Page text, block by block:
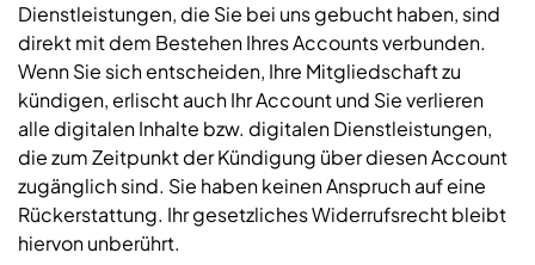
Dienstleistungen, die Sie bei uns gebucht haben, sind
direkt mit dem Bestehen Ihres Accounts verbunden.
Wenn Sie sich entscheiden, Ihre Mitgliedschaft zu
kündigen, erlischt auch Ihr Account und Sie verlieren
alle digitalen Inhalte bzw. digitalen Dienstleistungen,
die zum Zeitpunkt der Kündigung über diesen Account
zugänglich sind. Sie haben keinen Anspruch auf eine
Rückerstattung. Ihr gesetzliches Widerrufsrecht bleibt
hiervon unberührt.